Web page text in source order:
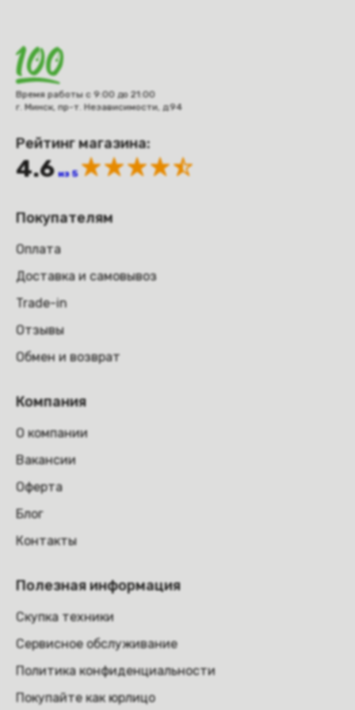
Время работы с 9:00 до 21:00
г. Минск, пр-т. Независимости, д.94
Рейтинг магазина:
4.6 из 5
Покупателям
Оплата
Доставка и самовывоз
Trade-in
Отзывы
Обмен и возврат
Компания
О компании
Вакансии
Оферта
Блог
Контакты
Полезная информация
Скупка техники
Сервисное обслуживание
Политика конфиденциальности
Покупайте как юрлицо